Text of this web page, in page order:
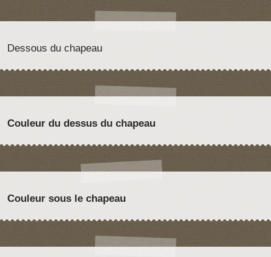
Dessous du chapeau
Couleur du dessus du chapeau
Couleur sous le chapeau